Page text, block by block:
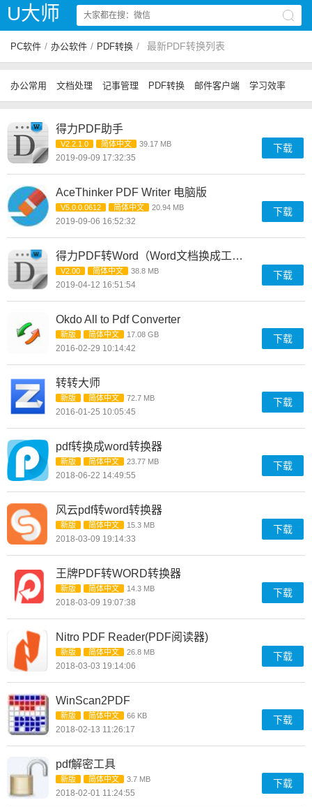
U大师
PC软件 / 办公软件 / PDF转换 / 最新PDF转换列表
办公常用 文档处理 记事管理 PDF转换 邮件客户端 学习效率
得力PDF助手
V2.2.1.0 简体中文 39.17 MB
2019-09-09 17:32:35
下载
AceThinker PDF Writer 电脑版
V5.0.0.0612 简体中文 20.94 MB
2019-09-06 16:52:32
下载
得力PDF转Word（Word文档换成工具）
V2.00 简体中文 38.8 MB
2019-04-12 16:51:54
下载
Okdo All to Pdf Converter
新版 简体中文 17.08 GB
2016-02-29 10:14:42
下载
转转大师
新版 简体中文 72.7 MB
2016-01-25 10:05:45
下载
pdf转换成word转换器
新版 简体中文 23.77 MB
2018-06-22 14:49:55
下载
风云pdf转word转换器
新版 简体中文 15.3 MB
2018-03-09 19:14:33
下载
王牌PDF转WORD转换器
新版 简体中文 14.3 MB
2018-03-09 19:07:38
下载
Nitro PDF Reader(PDF阅读器)
新版 简体中文 26.8 MB
2018-03-03 19:14:06
下载
WinScan2PDF
新版 简体中文 66 KB
2018-02-13 11:26:17
下载
pdf解密工具
新版 简体中文 3.7 MB
2018-02-01 11:24:55
下载